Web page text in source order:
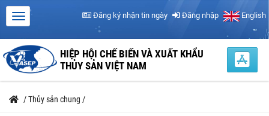
Đăng ký nhận tin ngày Đăng nhập English
HIỆP HỘI CHẾ BIẾN VÀ XUẤT KHẨU
THỦY SẢN VIỆT NAM
/Thủy sản chung /